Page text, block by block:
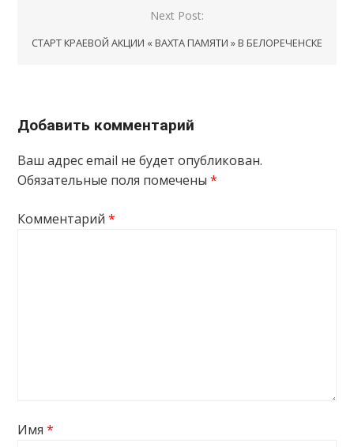
Next Post:
СТАРТ КРАЕВОЙ АКЦИИ « ВАХТА ПАМЯТИ » В БЕЛОРЕЧЕНСКЕ
Добавить комментарий
Ваш адрес email не будет опубликован.
Обязательные поля помечены*
Комментарий*
Имя*